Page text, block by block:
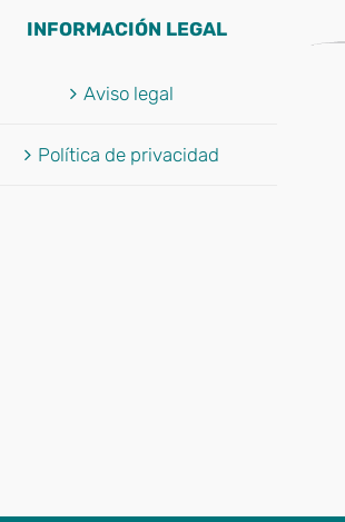
INFORMACIÓN LEGAL
Aviso legal
Política de privacidad